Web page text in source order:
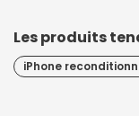
Les produits
iPhone